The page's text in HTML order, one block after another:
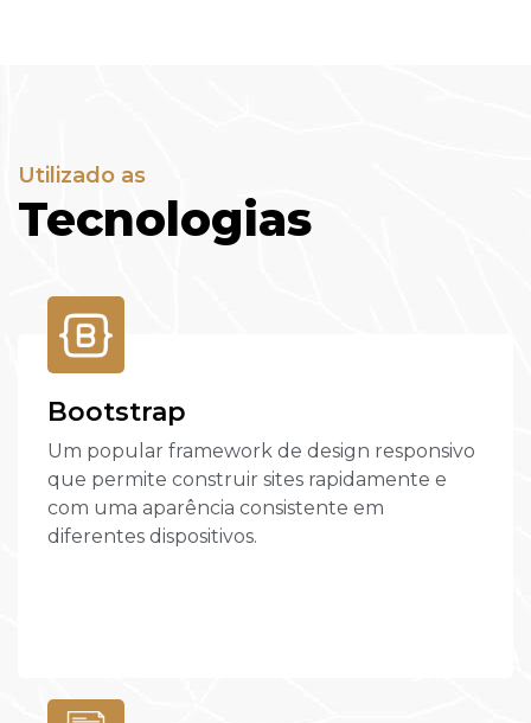
Utilizado as
Tecnologias
Bootstrap
Um popular framework de design responsivo
que permite construir sites rapidamente e
com uma aparência consistente em
diferentes dispositivos.